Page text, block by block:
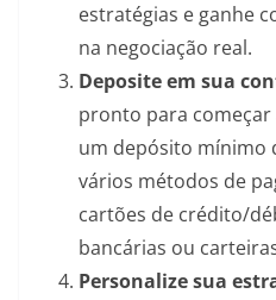
estratégias e ganhe
na negociação real.
Deposite em sua
pronto para começar
um depósito mínimo
vários métodos de
cartões de crédito/
bancárias ou
Personalize sua